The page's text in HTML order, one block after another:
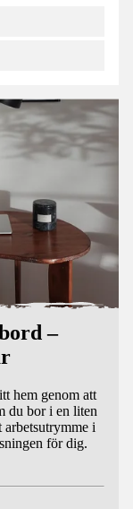
–
hem genom att
du bor i en liten
i
för dig.